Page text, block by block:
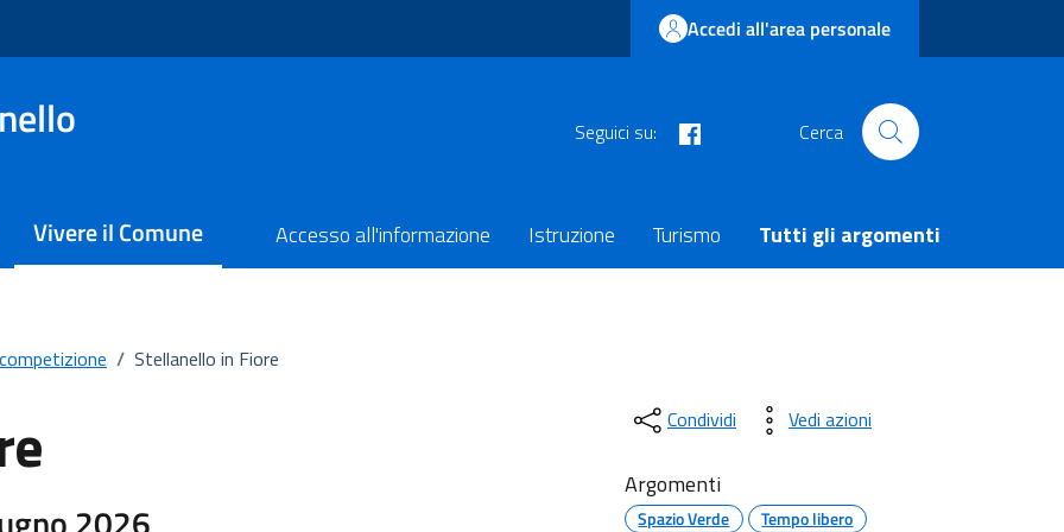
Accedi all'area personale
Seguici su: Cerca
Vivere il Comune Accesso all'informazione Istruzione Turismo Tutti gli argomenti
/ Stellanello in Fiore
Condividi Vedi azioni
Argomenti
Spazio Verde
Tempo libero